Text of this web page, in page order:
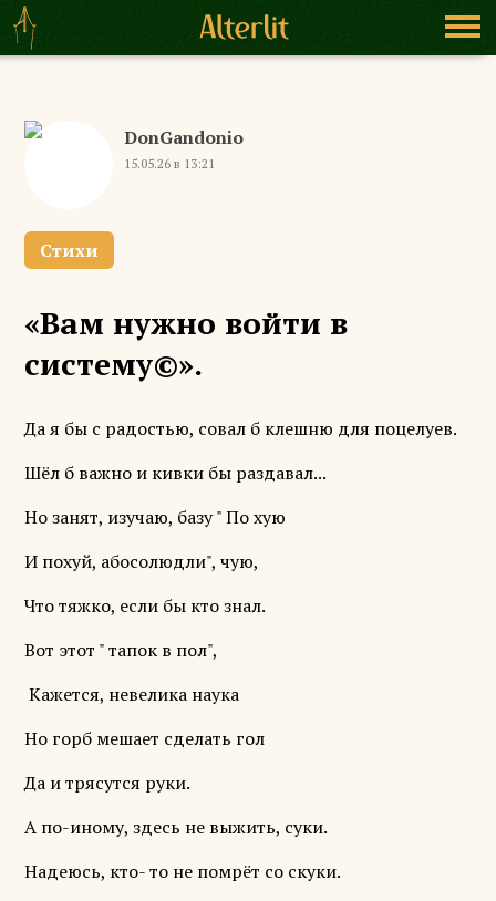
DonGandonio
15.05.26 в 13:21
Стихи
«Вам нужно войти в
систему©».
Да я бы с радостью, совал б клешню для поцелуев.
Шёл б важно и кивки бы раздавал...
Но занят, изучаю, базу " По хую
И похуй, абосолюдли", чую,
Что тяжко, если бы кто знал.
Вот этот " тапок в пол",
Кажется, невелика наука
Но горб мешает сделать гол
Да и трясутся руки.
А по-иному, здесь не выжить, суки.
Надеюсь, кто- то не помрёт со скуки.